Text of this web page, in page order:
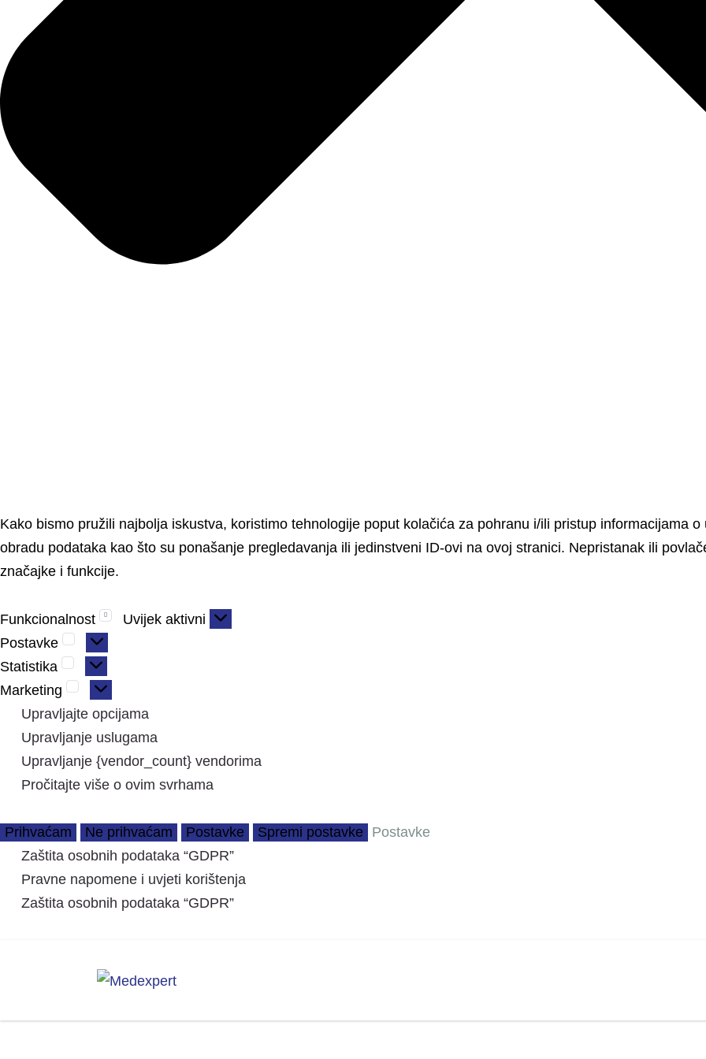
Kako bismo pružili najbolja iskustva, koristimo tehnologije poput kolačića za pohranu i/ili pristup informacijama
obradu podataka kao što su ponašanje pregledavanja ili jedinstveni ID-ovi na ovoj stranici. Nepristanak ili
značajke i funkcije.
Funkcionalnost
Uvijek aktivni
Postavke
Statistika
Marketing
Upravljajte opcijama
Upravljanje uslugama
Upravljanje {vendor_count} vendorima
Pročitajte više o ovim svrhama
Prihvaćam Ne prihvaćam Postavke Spremi postavke Postavke
Zaštita osobnih podataka “GDPR”
Pravne napomene i uvjeti korištenja
Zaštita osobnih podataka “GDPR”